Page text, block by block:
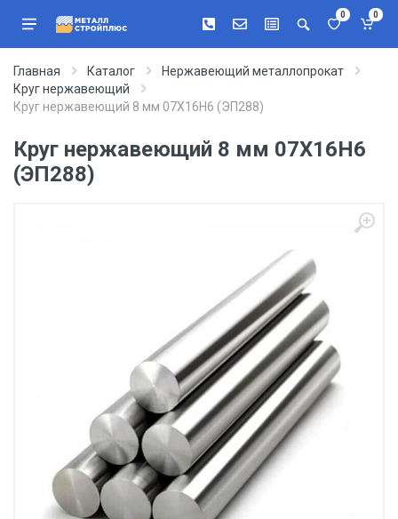
0 0
Главная Каталог
Нержавеющий металлопрокат
Круг нержавеющий
Круг нержавеющий 8 мм 07Х16Н6 (ЭП288)
Круг нержавеющий 8 мм 07Х16Н6
(ЭП288)